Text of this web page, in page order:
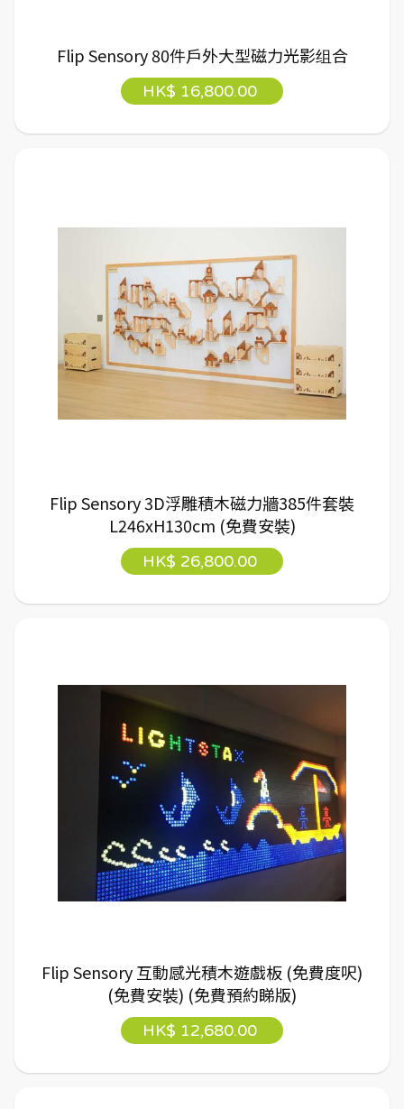
Flip Sensory 80件戶外大型磁力光影组合
HK$ 16,800.00
Flip Sensory 3D浮雕積木磁力牆385件套裝
L246xH130cm (免費安裝)
HK$ 26,800.00
Flip Sensory 互動感光積木遊戲板 (免費度呎)
(免費安裝) (免費預約睇版)
HK$ 12,680.00